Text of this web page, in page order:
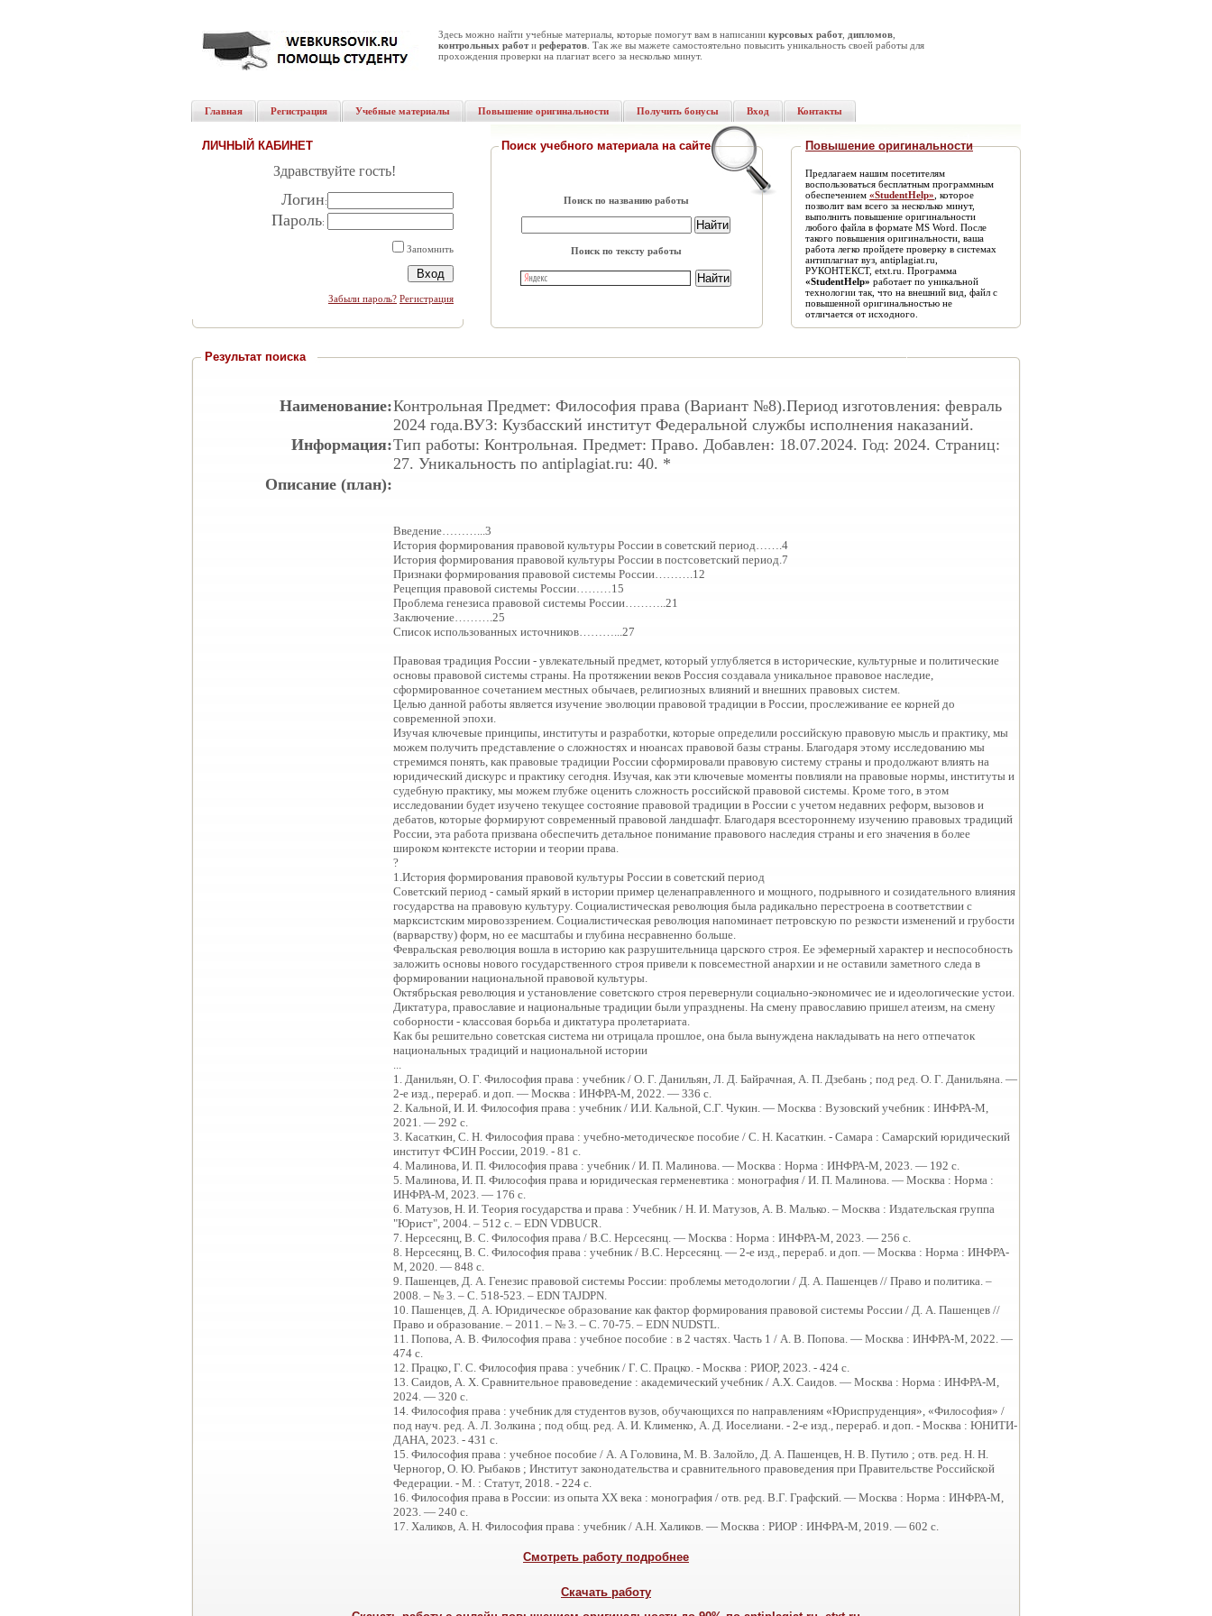
Здесь можно найти учебные материалы, которые помогут вам в написании курсовых работ, дипломов
контрольных работи рефератов . Так же вы мажете самостоятельно повысить уникальность своей работы для
прохождения проверки на плагиат всего за несколько минут.
Главная Регистрация Учебные материалы Повышение оригинальности Получить бонусы Вход Контакты
ЛИЧНЫЙ КАБИНЕТ
Здравствуйте гость!
Логин:
Пароль:
Запомнить
Забыли пароль? Регистрация
Поиск учебного материала на сайте
Поиск по названию работы
Поиск по тексту работы
Повышение оригинальности
Предлагаем нашим посетителям
воспользоваться бесплатным программным
обеспечением «StudentHelp» , которое
позволит вам всего за несколько минут,
выполнить повышение оригинальности
любого файла в формате MS Word. После
такого повышения оригинальности, ваша
работа легко пройдете проверку в системах
антиплагиат вуз, antiplagiat.ru,
РУКОНТЕКСТ, etxt.ru. Программа
«StudentHelp» работает по уникальной
технологии так, что на внешний вид, файл с
повышенной оригинальностью не
отличается от исходного.
Результат поиска
Наименование:Контрольная Предмет: Философия права (Вариант №8).Период изготовления: февраль
2024 года.ВУЗ: Кузбасский институт Федеральной службы исполнения наказаний.
Информация:Тип работы: Контрольная. Предмет: Право. Добавлен: 18.07.2024. Год: 2024. Страниц:
27. Уникальность по antiplagiat.ru: 40. *
Описание (план):
Введение………...3
История формирования правовой культуры России в советский период…….4
История формирования правовой культуры России в постсоветский период.7
Признаки формирования правовой системы России……….12
Рецепция правовой системы России………15
Проблема генезиса правовой системы России………..21
Заключение……….25
Список использованных источников………...27
Правовая традиция России - увлекательный предмет, который углубляется в исторические, культурные и политические
основы правовой системы страны. На протяжении веков Россия создавала уникальное правовое наследие,
сформированное сочетанием местных обычаев, религиозных влияний и внешних правовых систем.
Целью данной работы является изучение эволюции правовой традиции в России, прослеживание ее корней до
современной эпохи.
Изучая ключевые принципы, институты и разработки, которые определили российскую правовую мысль и практику, мы
можем получить представление о сложностях и нюансах правовой базы страны. Благодаря этому исследованию мы
стремимся понять, как правовые традиции России сформировали правовую систему страны и продолжают влиять на
юридический дискурс и практику сегодня. Изучая, как эти ключевые моменты повлияли на правовые нормы, институты и
судебную практику, мы можем глубже оценить сложность российской правовой системы. Кроме того, в этом
исследовании будет изучено текущее состояние правовой традиции в России с учетом недавних реформ, вызовов и
дебатов, которые формируют современный правовой ландшафт. Благодаря всестороннему изучению правовых традиций
России, эта работа призвана обеспечить детальное понимание правового наследия страны и его значения в более
широком контексте истории и теории права.
?
1.История формирования правовой культуры России в советский период
Советский период - самый яркий в истории пример целенаправленного и мощного, подрывного и созидательного влияния
государства на правовую культуру. Социалистическая революция была радикально перестроена в соответствии с
марксистским мировоззрением. Социалистическая революция напоминает петровскую по резкости изменений и грубости
(варварству) форм, но ее масштабы и глубина несравненно больше.
Февральская революция вошла в историю как разрушительница царского строя. Ее эфемерный характер и неспособность
заложить основы нового государственного строя привели к повсеместной анархии и не оставили заметного следа в
формировании национальной правовой культуры.
Октябрьская революция и установление советского строя перевернули социально-экономичес ие и идеологические устои.
Диктатура, православие и национальные традиции были упразднены. На смену православию пришел атеизм, на смену
соборности - классовая борьба и диктатура пролетариата.
Как бы решительно советская система ни отрицала прошлое, она была вынуждена накладывать на него отпечаток
национальных традиций и национальной истории
...
1. Данильян, О. Г. Философия права : учебник / О. Г. Данильян, Л. Д. Байрачная, А. П. Дзебань ; под ред. О. Г. Данильяна. —
2-е изд., перераб. и доп. — Москва : ИНФРА-М, 2022. — 336 с.
2. Кальной, И. И. Философия права : учебник / И.И. Кальной, С.Г. Чукин. — Москва : Вузовский учебник : ИНФРА-М,
2021. — 292 с.
3. Касаткин, С. Н. Философия права : учебно-методическое пособие / С. Н. Касаткин. - Самара : Самарский юридический
институт ФСИН России, 2019. - 81 с.
4. Малинова, И. П. Философия права : учебник / И. П. Малинова. — Москва : Норма : ИНФРА-М, 2023. — 192 с.
5. Малинова, И. П. Философия права и юридическая герменевтика : монография / И. П. Малинова. — Москва : Норма :
ИНФРА-М, 2023. — 176 с.
6. Матузов, Н. И. Теория государства и права : Учебник / Н. И. Матузов, А. В. Малько. – Москва : Издательская группа
"Юрист", 2004. – 512 с. – EDN VDBUCR.
7. Нерсесянц, В. С. Философия права / В.С. Нерсесянц. — Москва : Норма : ИНФРА-М, 2023. — 256 с.
8. Нерсесянц, В. С. Философия права : учебник / В.С. Нерсесянц. — 2-е изд., перераб. и доп. — Москва : Норма : ИНФРА-
М, 2020. — 848 с.
9. Пашенцев, Д. А. Генезис правовой системы России: проблемы методологии / Д. А. Пашенцев // Право и политика. –
2008. – № 3. – С. 518-523. – EDN TAJDPN.
10. Пашенцев, Д. А. Юридическое образование как фактор формирования правовой системы России / Д. А. Пашенцев //
Право и образование. – 2011. – № 3. – С. 70-75. – EDN NUDSTL.
11. Попова, А. В. Философия права : учебное пособие : в 2 частях. Часть 1 / А. В. Попова. — Москва : ИНФРА-М, 2022. —
474 с.
12. Працко, Г. С. Философия права : учебник / Г. С. Працко. - Москва : РИОР, 2023. - 424 с.
13. Саидов, А. Х. Сравнительное правоведение : академический учебник / А.X. Саидов. — Москва : Норма : ИНФРА-М,
2024. — 320 с.
14. Философия права : учебник для студентов вузов, обучающихся по направлениям «Юриспруденция», «Философия» /
под науч. ред. A. Л. Золкина ; под общ. ред. А. И. Клименко, А. Д. Иоселиани. - 2-е изд., перераб. и доп. - Москва : ЮНИТИ-
ДАНА, 2023. - 431 с.
15. Философия права : учебное пособие / А. А Головина, М. В. Залойло, Д. А. Пашенцев, Н. В. Путило ; отв. ред. Н. Н.
Черногор, О. Ю. Рыбаков ; Институт законодательства и сравнительного правоведения при Правительстве Российской
Федерации. - М. : Статут, 2018. - 224 с.
16. Философия права в России: из опыта XX века : монография / отв. ред. В.Г. Графский. — Москва : Норма : ИНФРА-М,
2023. — 240 с.
17. Халиков, А. Н. Философия права : учебник / А.Н. Халиков. — Москва : РИОР : ИНФРА-М, 2019. — 602 с.
Смотреть работу подробнее
Скачать работу